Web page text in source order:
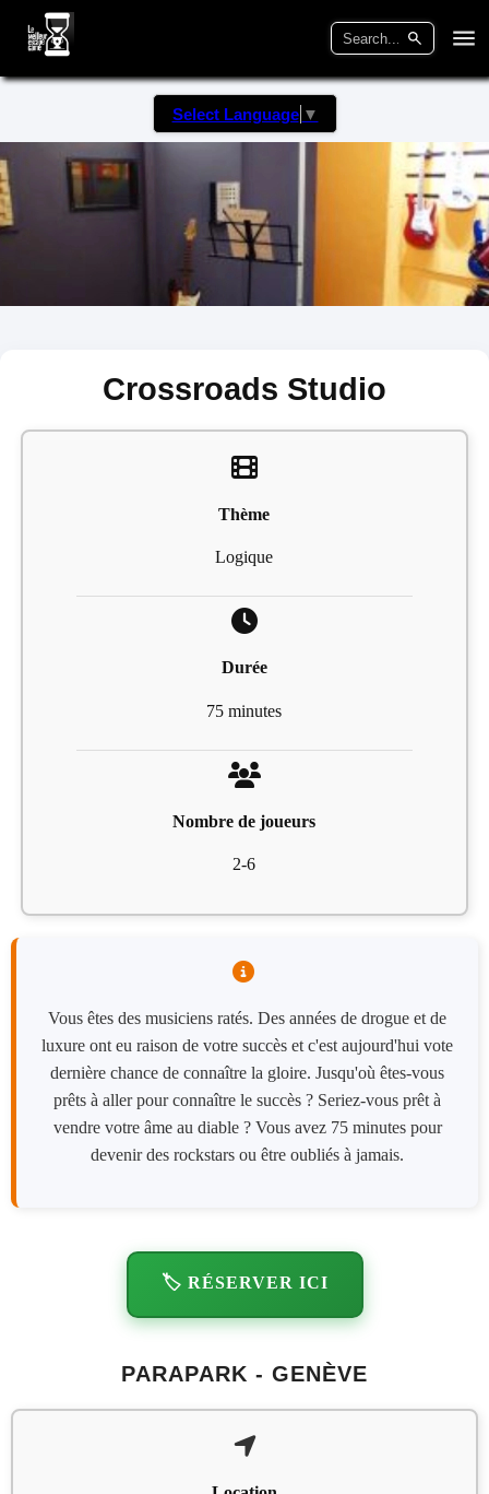
Select Language ▼
Crossroads Studio
Thème
Logique
Durée
75 minutes
Nombre de joueurs
2-6
Vous êtes des musiciens ratés. Des années de drogue et de
luxure ont eu raison de votre succès et c'est aujourd'hui vote
dernière chance de connaître la gloire. Jusqu'où êtes-vous
prêts à aller pour connaître le succès ? Seriez-vous prêt à
vendre votre âme au diable ? Vous avez 75 minutes pour
devenir des rockstars ou être oubliés à jamais.
🏷️ RÉSERVER ICI
PARAPARK - GENÈVE